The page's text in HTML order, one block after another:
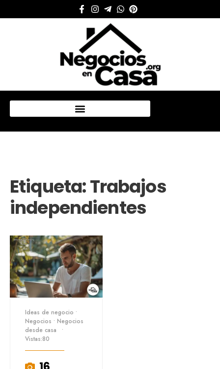
Etiqueta:Trabajos
independientes
Ideas de negocio •
Negocios • Negocios
desde casa
•
Vistas:80